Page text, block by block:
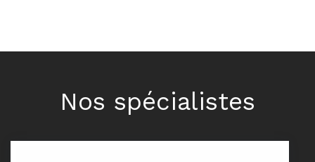
Nos spécialistes